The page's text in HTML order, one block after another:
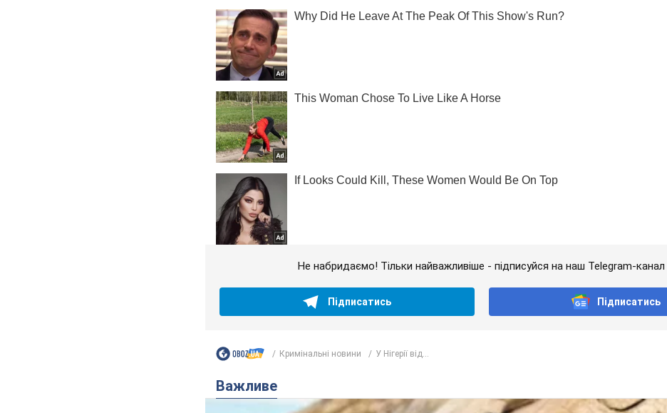
Не набридаємо! Тільки найважливіше - підписуйся на наш Telegram-канал
Підписатись Підписатись
Кримінальні новини У Нігерії від...
Важливе